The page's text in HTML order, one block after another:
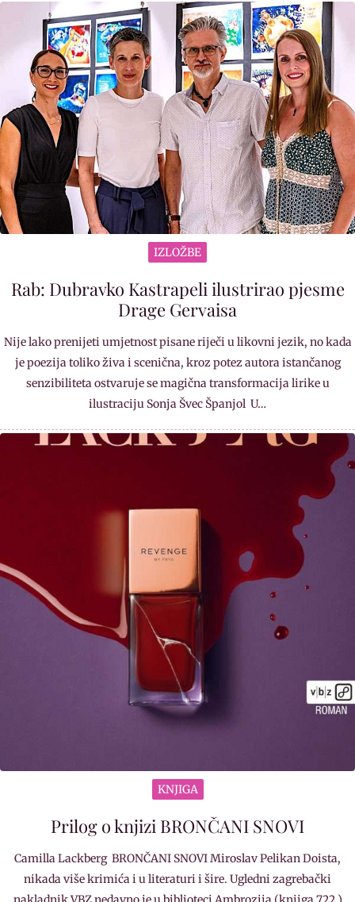
IZLOŽBE
Rab: Dubravko Kastrapeli ilustrirao pjesme
Drage Gervaisa
Nije lako prenijeti umjetnost pisane riječi u likovni jezik, no kada
je poezija toliko živa i scenična, kroz potez autora istančanog
senzibiliteta ostvaruje se magična transformacija lirike u
ilustraciju Sonja Švec Španjol U…
KNJIGA
Prilog o knjizi BRONČANI SNOVI
Camilla Lackberg BRONČANI SNOVI Miroslav Pelikan Doista,
nikada više krimića i u literaturi i šire. Ugledni zagrebački